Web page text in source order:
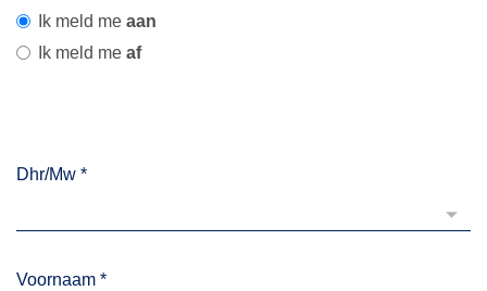
Ik meld me aan
Ik meld me af
Dhr/Mw *
Voornaam *